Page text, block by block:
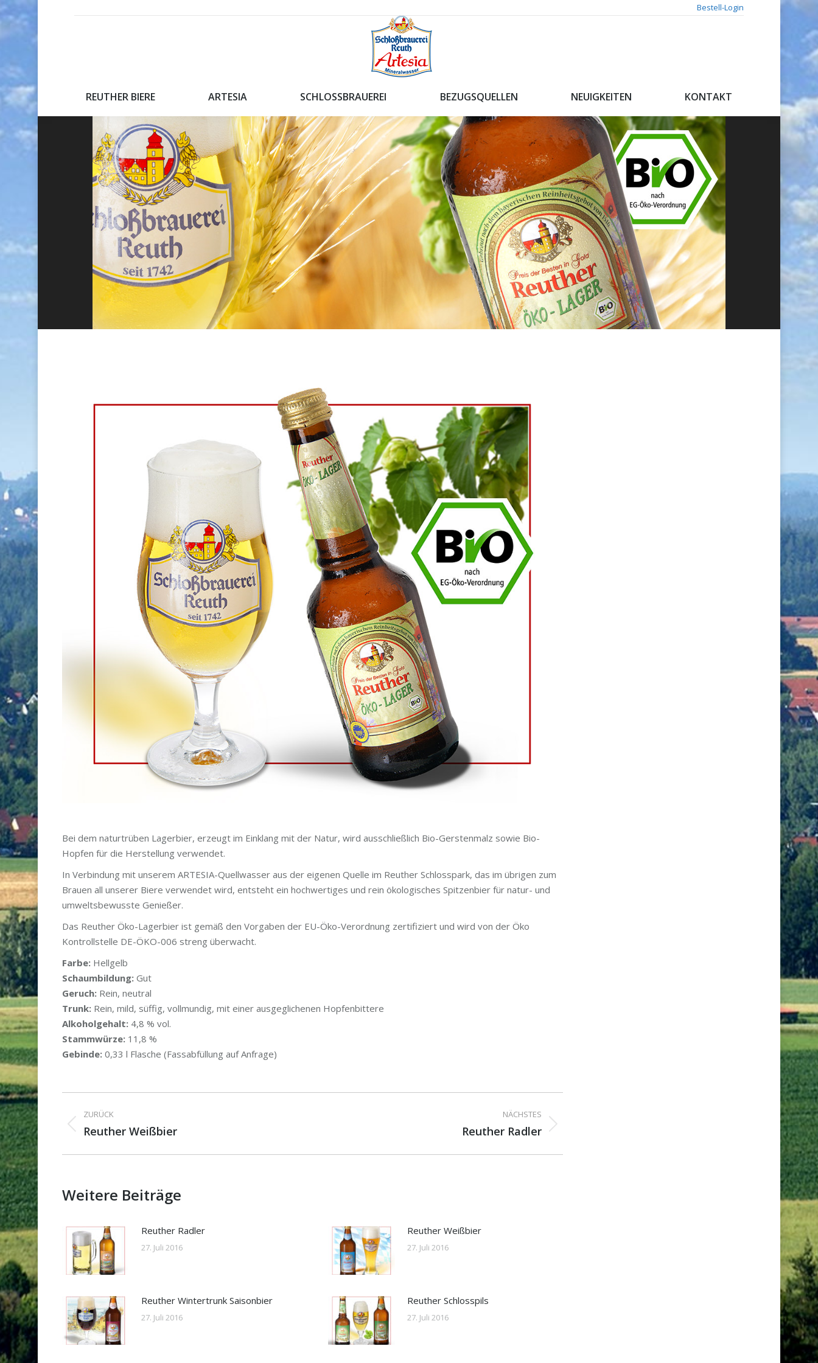
Bestell-Login
REUTHER BIERE ARTESIA SCHLOSSBRAUEREI BEZUGSQUELLEN NEUIGKEITEN KONTAKT
Bei dem naturtrüben Lagerbier, erzeugt im Einklang mit der Natur, wird ausschließlich Bio-Gerstenmalz sowie Bio-
Hopfen für die Herstellung verwendet.
In Verbindung mit unserem ARTESIA-Quellwasser aus der eigenen Quelle im Reuther Schlosspark, das im übrigen zum
Brauen all unserer Biere verwendet wird, entsteht ein hochwertiges und rein ökologisches Spitzenbier für natur- und
umweltsbewusste Genießer.
Das Reuther Öko-Lagerbier ist gemäß den Vorgaben der EU-Öko-Verordnung zertifiziert und wird von der Öko
Kontrollstelle DE-ÖKO-006 streng überwacht.
Farbe: Hellgelb
Schaumbildung: Gut
Geruch: Rein, neutral
Trunk: Rein, mild, süffig, vollmundig, mit einer ausgeglichenen Hopfenbittere
Alkoholgehalt: 4,8 % vol.
Stammwürze: 11,8 %
Gebinde: 0,33 l Flasche (Fassabfüllung auf Anfrage)
Kommentarnavigation
ZURÜCK
Vorheriger
Reuther Weißbier
NÄCHSTES
Reuther Radler
Weitere Beiträge
Reuther Radler
27. Juli 2016
Reuther Weißbier
27. Juli 2016
Reuther Wintertrunk Saisonbier
27. Juli 2016
Reuther Schlosspils
27. Juli 2016